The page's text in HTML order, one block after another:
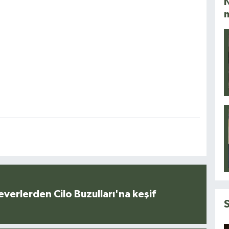
Cilo Buzulları'na keşif